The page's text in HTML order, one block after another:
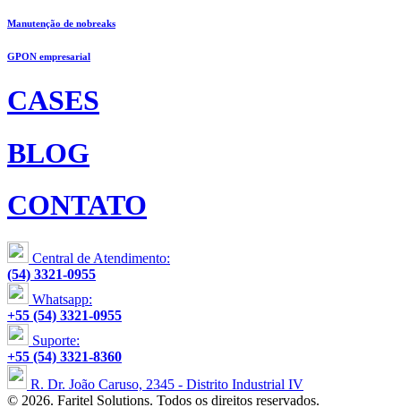
Manutenção de nobreaks
GPON empresarial
CASES
BLOG
CONTATO
Central de Atendimento:
(54) 3321-0955
Whatsapp:
+55 (54) 3321-0955
Suporte:
+55 (54) 3321-8360
R. Dr. João Caruso, 2345 - Distrito Industrial IV
© 2026. Faritel Solutions. Todos os direitos reservados.